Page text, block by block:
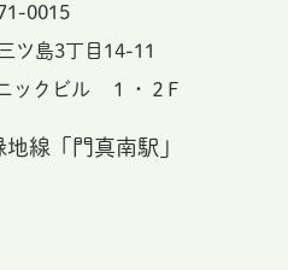
0015
ツ島3丁目14-11
ックビル １・２F
線「門真南駅」